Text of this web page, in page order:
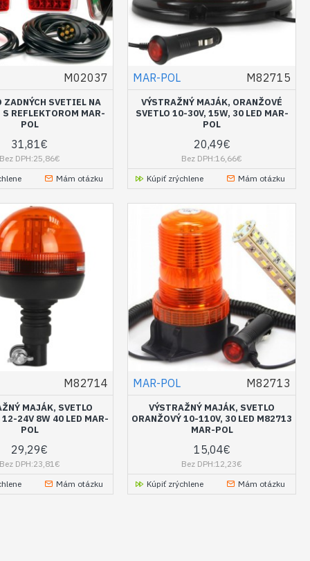
M02037
ZADNÝCH SVETIEL NA
REFLEKTOROM MAR-
POL
31,81€
DPH:25,86€
Mám otázku
MAR-POL M82715
VÝSTRAŽNÝ MAJÁK, ORANŽOVÉ
SVETLO 10-30V, 15W, 30 LED MAR-
POL
20,49€
Bez DPH:16,66€
Kúpiť zrýchlene
Mám otázku
M82714
MAJÁK, SVETLO
12-24V 8W 40 LED MAR-
POL
29,29€
DPH:23,81€
Mám otázku
MAR-POL M82713
VÝSTRAŽNÝ MAJÁK, SVETLO
ORANŽOVÝ 10-110V, 30 LED M82713
MAR-POL
15,04€
Bez DPH:12,23€
Kúpiť zrýchlene
Mám otázku